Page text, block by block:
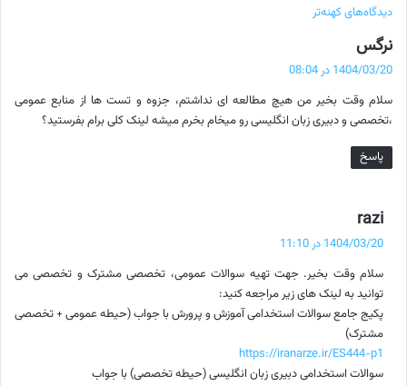
ر
ا
ه
ب
ر
د
د
گ
دیدگاه‌های کهنه‌تر
نرگس
ف
:
1404/03/20 در 08:04
سلام وقت بخیر من هیچ مطالعه ای نداشتم، جزوه و تست ها از منابع عمومی
،تخصصی و دبیری زبان انگلیسی رو میخام بخرم میشه لینک کلی برام بفرستید؟
پاسخ
razi
ف
:
1404/03/20 در 11:10
سلام وقت بخیر. جهت تهیه سوالات عمومی، تخصصی مشترک و تخصصی می
توانید به لینک های زیر مراجعه کنید:
پکیج جامع سوالات استخدامی آموزش و پرورش با جواب (حیطه عمومی + تخصصی
مشترک)
https://iranarze.ir/ES444-p1
سوالات استخدامی دبیری زبان انگلیسی (حیطه تخصصی) با جواب